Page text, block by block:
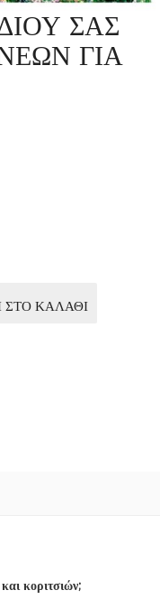
ΣΑΣ
ΓΙΑ
ΚΑΛΆΘΙ
κοριτσιών;